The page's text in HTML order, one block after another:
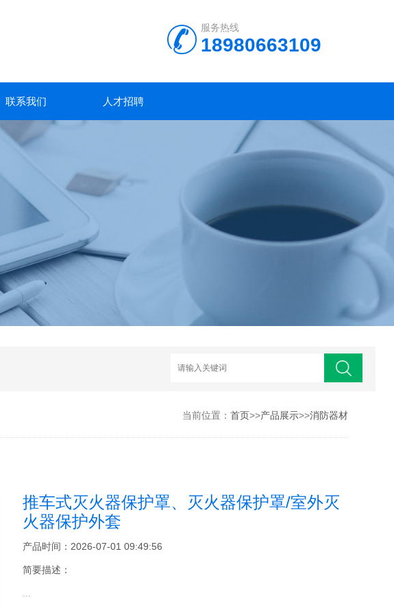
服务热线
18980663109
联系我们 人才招聘
当前位置： 首页>>产品展示>>消防器材
推车式灭火器保护罩、灭火器保护罩/室外灭
火器保护外套
产品时间：2026-07-01 09:49:56
简要描述：